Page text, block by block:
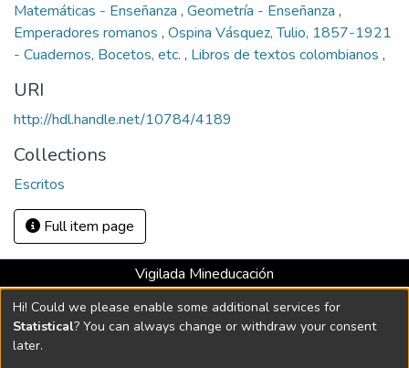
Matemáticas - Enseñanza , Geometría - Enseñanza ,
Emperadores romanos , Ospina Vásquez, Tulio, 1857-1921
- Cuadernos, Bocetos, etc. , Libros de textos colombianos ,
URI
http://hdl.handle.net/10784/4189
Collections
Escritos
Full item page
Vigilada Mineducación
Universidad con Acreditación Institucional hasta 2026 -
Resolución MEN 2158 de 2018
Hi! Could we please enable some additional services for
Statistical? You can always change or withdraw your consent
later.